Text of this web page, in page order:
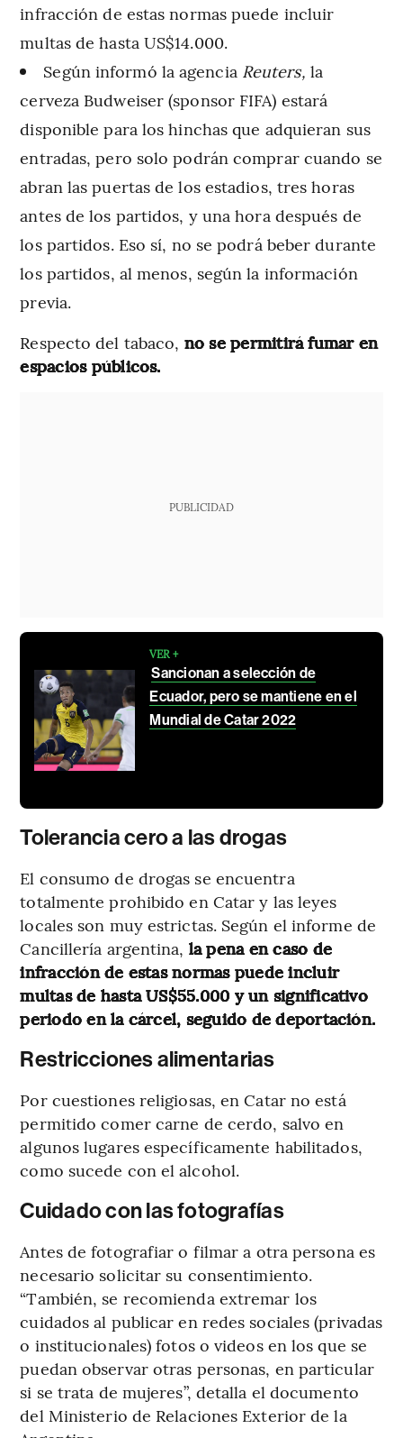
infracción de estas normas puede incluir
multas de hasta US$14.000.
Según informó la agencia Reuters, la
cerveza Budweiser (sponsor FIFA) estará
disponible para los hinchas que adquieran sus
entradas, pero solo podrán comprar cuando se
abran las puertas de los estadios, tres horas
antes de los partidos, y una hora después de
los partidos. Eso sí, no se podrá beber durante
los partidos, al menos, según la información
previa.
Respecto del tabaco, no se permitirá fumar en
espacios públicos.
PUBLICIDAD
VER +
Sancionan a selección de
Ecuador, pero se mantiene en el
Mundial de Catar 2022
Tolerancia cero a las drogas
El consumo de drogas se encuentra
totalmente prohibido en Catar y las leyes
locales son muy estrictas. Según el informe de
Cancillería argentina, la pena en caso de
infracción de estas normas puede incluir
multas de hasta US$55.000 y un significativo
periodo en la cárcel, seguido de deportación.
Restricciones alimentarias
Por cuestiones religiosas, en Catar no está
permitido comer carne de cerdo, salvo en
algunos lugares específicamente habilitados,
como sucede con el alcohol.
Cuidado con las fotografías
Antes de fotografiar o filmar a otra persona es
necesario solicitar su consentimiento.
“También, se recomienda extremar los
cuidados al publicar en redes sociales (privadas
o institucionales) fotos o videos en los que se
puedan observar otras personas, en particular
si se trata de mujeres”, detalla el documento
del Ministerio de Relaciones Exterior de la